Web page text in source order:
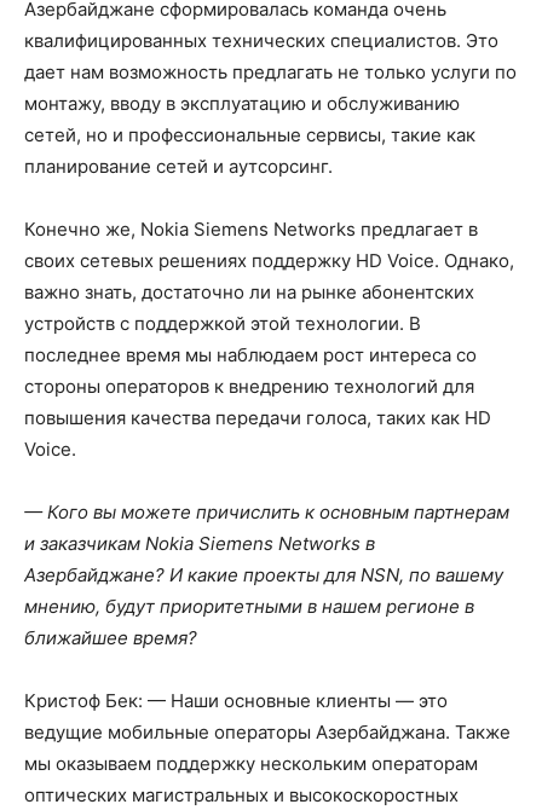
Азербайджане сформировалась команда очень
квалифицированных технических специалистов. Это
дает нам возможность предлагать не только услуги по
монтажу, вводу в эксплуатацию и обслуживанию
сетей, но и профессиональные сервисы, такие как
планирование сетей и аутсорсинг.
Конечно же, Nokia Siemens Networks предлагает в
своих сетевых решениях поддержку HD Voice. Однако,
важно знать, достаточно ли на рынке абонентских
устройств с поддержкой этой технологии. В
последнее время мы наблюдаем рост интереса со
стороны операторов к внедрению технологий для
повышения качества передачи голоса, таких как HD
Voice.
— Кого вы можете причислить к основным партнерам
и заказчикам Nokia Siemens Networks в
Азербайджане? И какие проекты для NSN, по вашему
мнению, будут приоритетными в нашем регионе в
ближайшее время?
Кристоф Бек: — Наши основные клиенты — это
ведущие мобильные операторы Азербайджана. Также
мы оказываем поддержку нескольким операторам
оптических магистральных и высокоскоростных